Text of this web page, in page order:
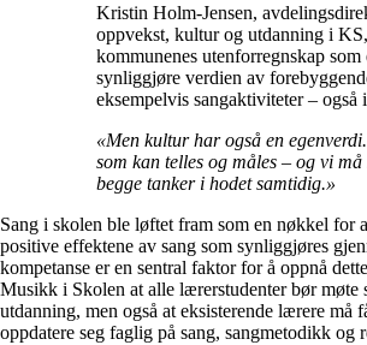
Kristin Holm-Jensen,
oppvekst, kultur og utdanning i
kommunenes utenforregnskap
synliggjøre verdien av
eksempelvis sangaktiviteter – også
«Men kultur har også en
som kan telles og måles – og vi
begge tanker i hodet samtidig.»
Sang i skolen ble løftet fram som en nøkkel for
positive effektene av sang som synliggjøres
kompetanse er en sentral faktor for å oppnå
Musikk i Skolen at alle lærerstudenter bør møte
utdanning, men også at eksisterende lærere må
oppdatere seg faglig på sang, sangmetodikk og